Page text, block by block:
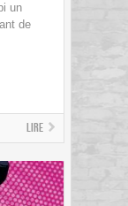
un
de
Lire